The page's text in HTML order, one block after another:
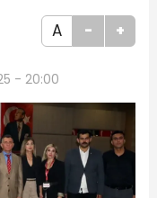
A - +
- 20:00